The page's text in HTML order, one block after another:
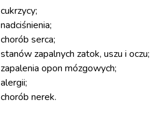
cukrzycy;
nadciśnienia;
chorób serca;
stanów zapalnych zatok, uszu i oczu;
zapalenia opon mózgowych;
alergii;
chorób nerek.